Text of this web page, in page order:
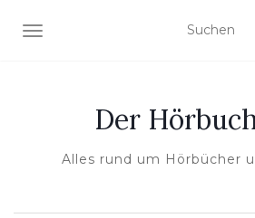
NAVIGATION UMSCHALTEN
Der
Alles rund um Hörbücher